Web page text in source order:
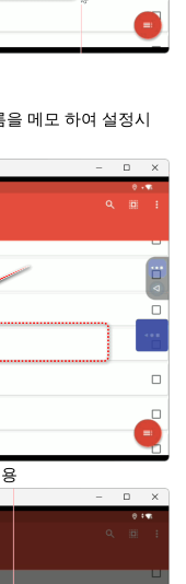
메모 하여 설정시